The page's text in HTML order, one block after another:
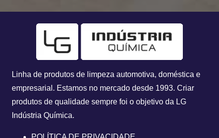
Linha de produtos de limpeza automotiva, doméstica e
empresarial. Estamos no mercado desde 1993. Criar
produtos de qualidade sempre foi o objetivo da LG
Indústria Química.